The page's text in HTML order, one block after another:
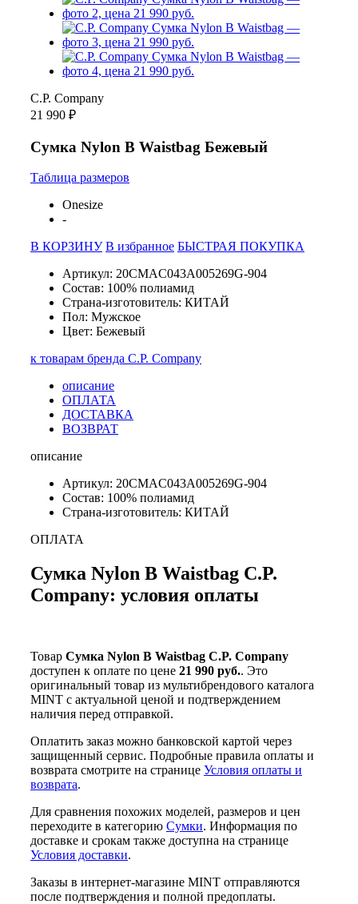
C.P. Company
21 990 ₽
Сумка Nylon B Waistbag Бежевый
Таблица размеров
Onesize
-
В КОРЗИНУ В избранное БЫСТРАЯ ПОКУПКА
Артикул: 20CMAC043A005269G-904
Состав: 100% полиамид
Страна-изготовитель: КИТАЙ
Пол: Мужское
Цвет: Бежевый
к товарам бренда C.P. Company
описание
ОПЛАТА
ДОСТАВКА
ВОЗВРАТ
описание
Артикул: 20CMAC043A005269G-904
Состав: 100% полиамид
Страна-изготовитель: КИТАЙ
ОПЛАТА
Сумка Nylon B Waistbag C.P.
Company: условия оплаты
Товар Сумка Nylon B Waistbag C.P. Company
доступен к оплате по цене 21 990 руб.. Это
оригинальный товар из мультибрендового каталога
MINT с актуальной ценой и подтверждением
наличия перед отправкой.
Оплатить заказ можно банковской картой через
защищенный сервис. Подробные правила оплаты и
возврата смотрите на странице Условия оплаты и
возврата.
Для сравнения похожих моделей, размеров и цен
переходите в категорию Сумки. Информация по
доставке и срокам также доступна на странице
Условия доставки.
Заказы в интернет-магазине MINT отправляются
после подтверждения и полной предоплаты.